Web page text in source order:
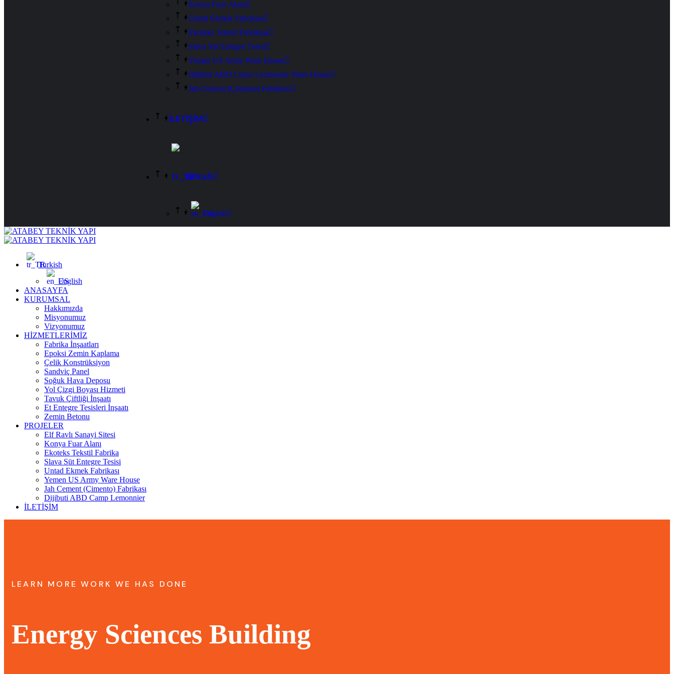
Konya Fuar Alanı
Untad Ekmek Fabrikası
Ekoteks Tekstil Fabrikası
Slava Süt Entegre Tesisi
Yemen US Army Ware House
Dijibuti ABD Camo Lemonnier Ware House
Jah Cement (Çimento) Fabrikası
İLETİŞİM
Turkish
English
Turkish
English
ANASAYFA
KURUMSAL
Hakkımızda
Misyonumuz
Vizyonumuz
HİZMETLERİMİZ
Fabrika İnşaatları
Epoksi Zemin Kaplama
Çelik Konstrüksiyon
Sandviç Panel
Soğuk Hava Deposu
Yol Çizgi Boyası Hizmeti
Tavuk Çiftliği İnşaatı
Et Entegre Tesisleri İnşaatı
Zemin Betonu
PROJELER
Elf Ravlı Sanayi Sitesi
Konya Fuar Alanı
Ekoteks Tekstil Fabrika
Slava Süt Entegre Tesisi
Untad Ekmek Fabrikası
Yemen US Army Ware House
Jah Cement (Çimento) Fabrikası
Dijibuti ABD Camp Lemonnier
İLETİŞİM
LEARN MORE WORK WE HAS DONE
Energy Sciences Building